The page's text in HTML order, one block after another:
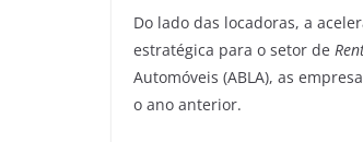
Do lado das locadoras, a
estratégica para o setor de
Automóveis (ABLA), as
o ano anterior.